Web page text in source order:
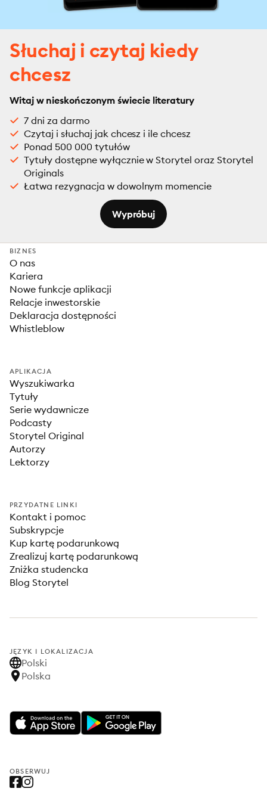
Słuchaj i czytaj kiedy
chcesz
Witaj w nieskończonym świecie literatury
7 dni za darmo
Czytaj i słuchaj jak chcesz i ile chcesz
Ponad 500 000 tytułów
Tytuły dostępne wyłącznie w Storytel oraz Storytel
Originals
Łatwa rezygnacja w dowolnym momencie
Wypróbuj
BIZNES
O nas
Kariera
Nowe funkcje aplikacji
Relacje inwestorskie
Deklaracja dostępności
Whistleblow
APLIKACJA
Wyszukiwarka
Tytuły
Serie wydawnicze
Podcasty
Storytel Original
Autorzy
Lektorzy
PRZYDATNE LINKI
Kontakt i pomoc
Subskrypcje
Kup kartę podarunkową
Zrealizuj kartę podarunkową
Zniżka studencka
Blog Storytel
JĘZYK I LOKALIZACJA
Polski
Polska
OBSERWUJ